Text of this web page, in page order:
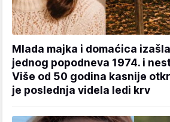
Mlada majka i domaćica
jednog popodneva 1974. i
Više od 50 godina kasnije
je poslednja videla ledi krv